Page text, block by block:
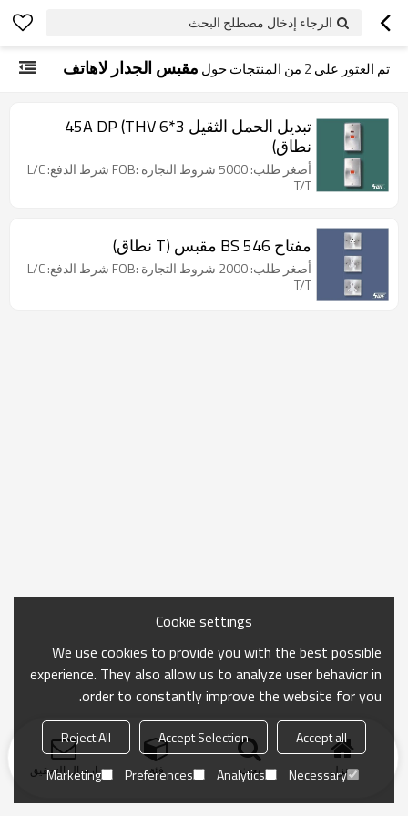
الرجاء إدخال مصطلح البحث
تم العثور على 2 من المنتجات حول مقبس الجدار لاهاتف
تبديل الحمل الثقيل 3*6 45A DP (THV
نطاق)
أصغر طلب: 5000 شروط التجارة :FOB شرط الدفع: L/C
T/T
مفتاح BS 546 مقبس (T نطاق)
أصغر طلب: 2000 شروط التجارة :FOB شرط الدفع: L/C
T/T
منزل بحث فئة ارسال التحقيق
Cookie settings
We use cookies to provide you with the best possible
experience. They also allow us to analyze user behavior in
order to constantly improve the website for you.
Accept all
Accept Selection
Reject All
Necessary
Analytics
Preferences
Marketing